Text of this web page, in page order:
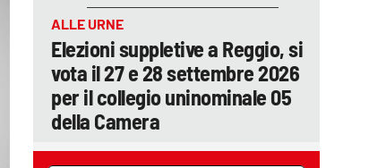
ALLE URNE
Elezioni suppletive a Reggio, si
vota il 27 e 28 settembre 2026
per il collegio uninominale 05
della Camera